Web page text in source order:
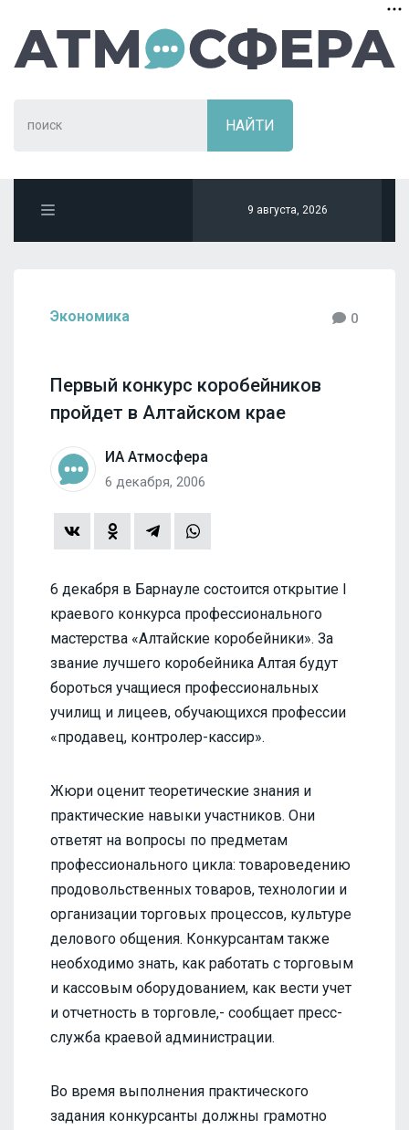
9 августа, 2026
Экономика 0
Первый конкурс коробейников
пройдет в Алтайском крае
ИА Атмосфера
6 декабря, 2006
6 декабря в Барнауле состоится открытие I
краевого конкурса профессионального
мастерства «Алтайские коробейники». За
звание лучшего коробейника Алтая будут
бороться учащиеся профессиональных
училищ и лицеев, обучающихся профессии
«продавец, контролер-кассир».
Жюри оценит теоретические знания и
практические навыки участников. Они
ответят на вопросы по предметам
профессионального цикла: товароведению
продовольственных товаров, технологии и
организации торговых процессов, культуре
делового общения. Конкурсантам также
необходимо знать, как работать с торговым
и кассовым оборудованием, как вести учет
и отчетность в торговле,- сообщает пресс-
служба краевой администрации.
Во время выполнения практического
задания конкурсанты должны грамотно